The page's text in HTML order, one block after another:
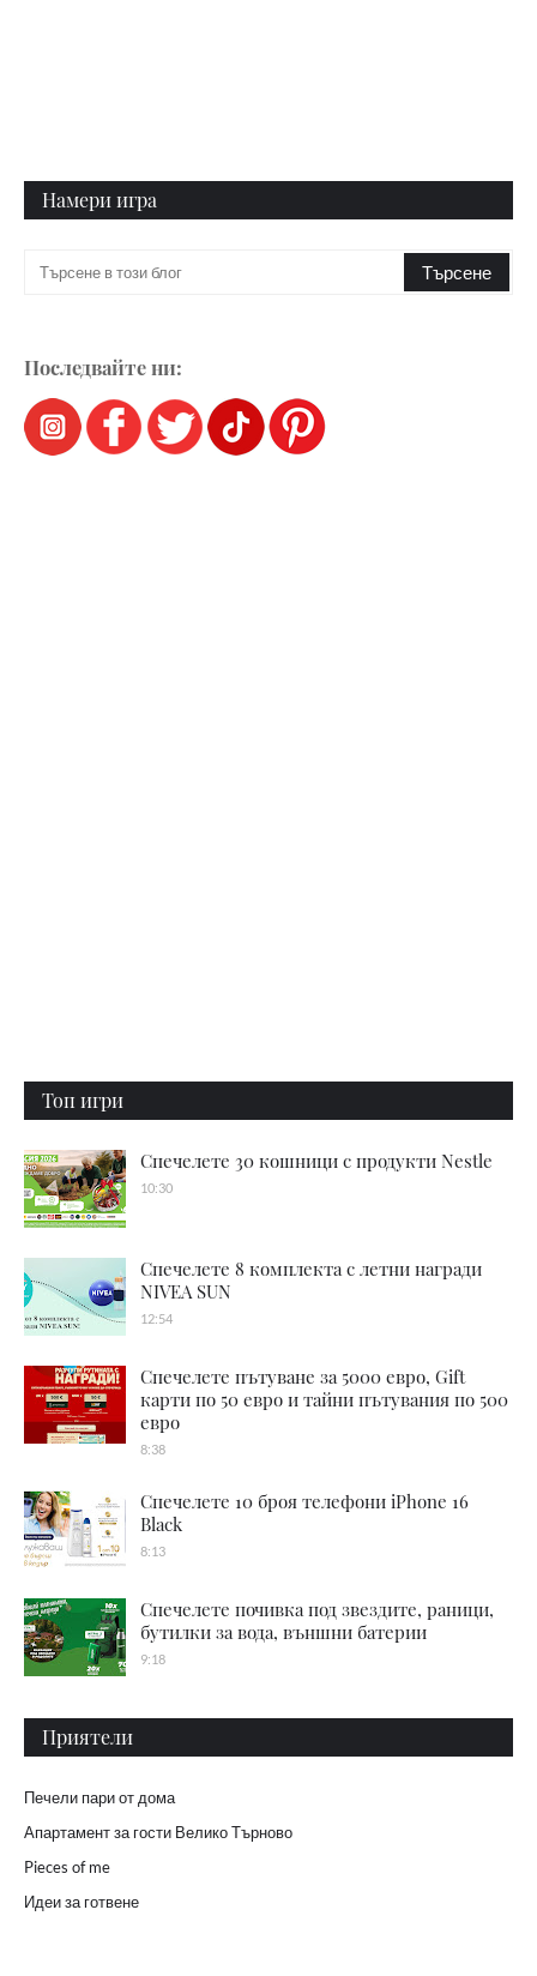
Намери игра
Последвайте ни:
Топ игри
Спечелете 30 кошници с продукти Nestle
10:30
Спечелете 8 комплекта с летни награди
NIVEA SUN
12:54
Спечелете пътуване за 5000 евро, Gift
карти по 50 евро и тайни пътувания по 500
евро
8:38
Спечелете 10 броя телефони iPhone 16
Black
8:13
Спечелете почивка под звездите, раници,
бутилки за вода, външни батерии
9:18
Приятели
Печели пари от дома
Апартамент за гости Велико Търново
Pieces of me
Идеи за готвене